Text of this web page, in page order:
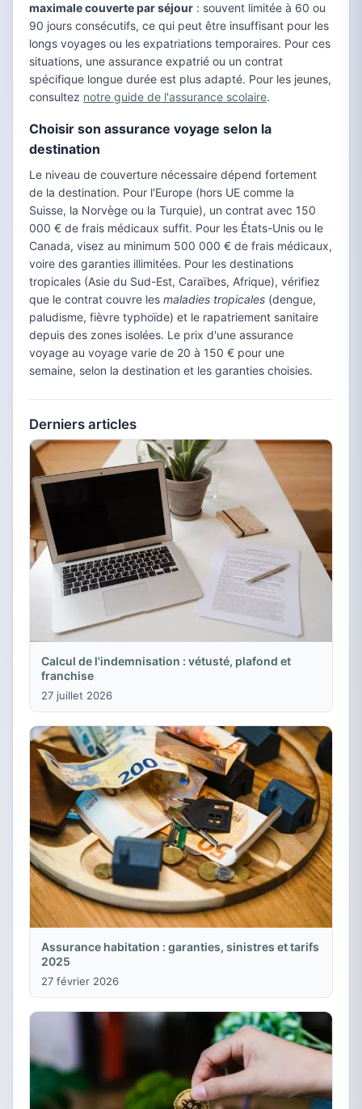
maximale couverte par séjour : souvent limitée à 60 ou
90 jours consécutifs, ce qui peut être insuffisant pour les
longs voyages ou les expatriations temporaires. Pour ces
situations, une assurance expatrié ou un contrat
spécifique longue durée est plus adapté. Pour les jeunes,
consultez notre guide de l'assurance scolaire.
Choisir son assurance voyage selon la
destination
Le niveau de couverture nécessaire dépend fortement
de la destination. Pour l'Europe (hors UE comme la
Suisse, la Norvège ou la Turquie), un contrat avec 150
000 € de frais médicaux suffit. Pour les États-Unis ou le
Canada, visez au minimum 500 000 € de frais médicaux,
voire des garanties illimitées. Pour les destinations
tropicales (Asie du Sud-Est, Caraïbes, Afrique), vérifiez
que le contrat couvre les maladies tropicales (dengue,
paludisme, fièvre typhoïde) et le rapatriement sanitaire
depuis des zones isolées. Le prix d'une assurance
voyage au voyage varie de 20 à 150 € pour une
semaine, selon la destination et les garanties choisies.
Derniers articles
Calcul de l'indemnisation : vétusté, plafond et
franchise
27 juillet 2026
Assurance habitation : garanties, sinistres et tarifs
2025
27 février 2026